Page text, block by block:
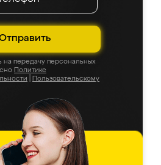
на передачу персональных
Политике
Пользовательскому